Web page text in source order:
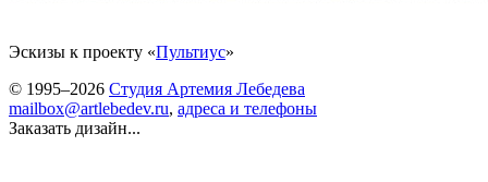
Эскизы к проекту «Пультиус»
© 1995–2026 Студия Артемия Лебедева
mailbox@artlebedev.ru, адреса и телефоны
Заказать дизайн...